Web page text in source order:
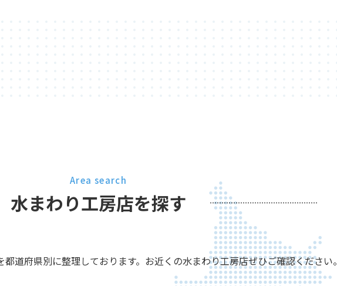
Area search
水まわり工房店を探す
道府県別に整理しております。お近くの水まわり工房店ぜひご確認ください。